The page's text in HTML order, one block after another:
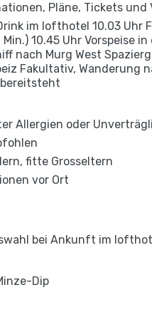
Pläne, Tickets
im lofthotel 10.03 Uhr
10.45 Uhr Vorspeise
nach Murg West
Fakultativ, Wanderung
Allergien oder
fitte Grosseltern
vor Ort
bei Ankunft im
Dip